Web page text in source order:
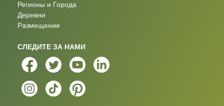
Регионы и Города
Деревни
Размещение
СЛЕДИТЕ ЗА НАМИ